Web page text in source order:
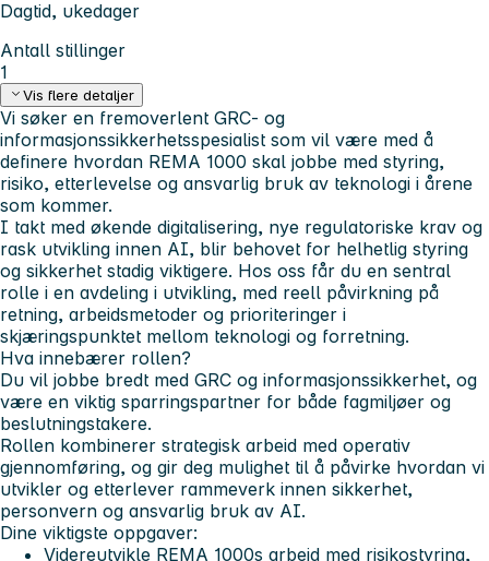
Dagtid, ukedager
Antall stillinger
1
Vis flere detaljer
Vi søker en fremoverlent GRC- og
informasjonssikkerhetsspesialist som vil være med å
definere hvordan REMA 1000 skal jobbe med styring,
risiko, etterlevelse og ansvarlig bruk av teknologi i årene
som kommer.
I takt med økende digitalisering, nye regulatoriske krav og
rask utvikling innen AI, blir behovet for helhetlig styring
og sikkerhet stadig viktigere. Hos oss får du en sentral
rolle i en avdeling i utvikling, med reell påvirkning på
retning, arbeidsmetoder og prioriteringer i
skjæringspunktet mellom teknologi og forretning.
Hva innebærer rollen?
Du vil jobbe bredt med GRC og informasjonssikkerhet, og
være en viktig sparringspartner for både fagmiljøer og
beslutningstakere.
Rollen kombinerer strategisk arbeid med operativ
gjennomføring, og gir deg mulighet til å påvirke hvordan vi
utvikler og etterlever rammeverk innen sikkerhet,
personvern og ansvarlig bruk av AI.
Dine viktigste oppgaver:
Videreutvikle REMA 1000s arbeid med risikostyring,